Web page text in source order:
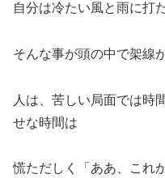
自分は冷たい風と雨に打
そんな事が頭の中で架線
人は、苦しい局面では時
せな時間は
慌ただしく「ああ、これ